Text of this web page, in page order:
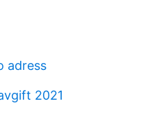
adress
2021